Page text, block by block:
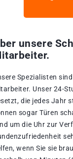
unsere
Spezialisten
Unser 24-
die jedes Jahr
sogar Türen
um die Uhr zur
wenn Sie sie